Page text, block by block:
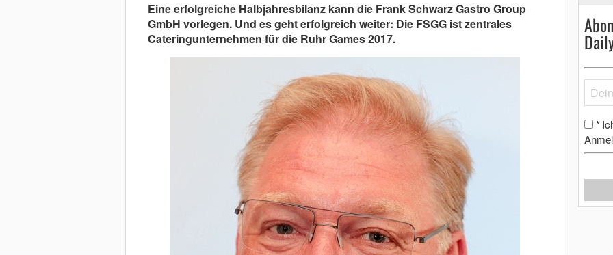
Eine erfolgreiche Halbjahresbilanz kann die Frank Schwarz Gastro Group
GmbH vorlegen. Und es geht erfolgreich weiter: Die FSGG ist zentrales
Cateringunternehmen für die Ruhr Games 2017.
*